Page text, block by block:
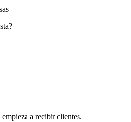
a recibir clientes.